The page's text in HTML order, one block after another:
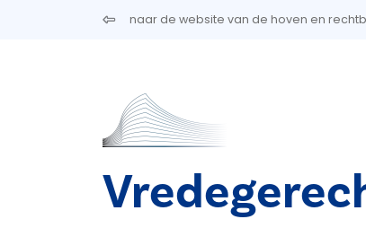
Overslaan en naar de inhoud gaan
naar de website van de hoven en